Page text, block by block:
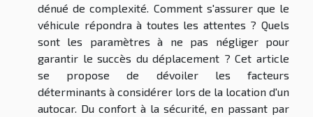
dénué de complexité. Comment s'assurer que le
véhicule répondra à toutes les attentes ? Quels
sont les paramètres à ne pas négliger pour
garantir le succès du déplacement ? Cet article
se propose de dévoiler les facteurs
déterminants à considérer lors de la location d'un
autocar. Du confort à la sécurité, en passant par